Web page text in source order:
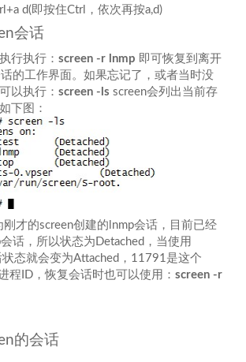
d(即按住Ctrl，依次再按a,d)
会话
行执行： screen -r lnmp 即可恢复到离开
的工作界面。如果忘记了，或者当时没
以执行： screen -ls screen会列出当前存
下图：
才的screen创建的lnmp会话，目前已经
话，所以状态为Detached，当使用
态就会变为Attached，11791是这个
程ID，恢复会话时也可以使用： screen -r
的会话